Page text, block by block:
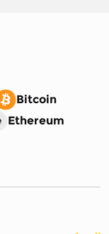
Bitcoin
Ethereum